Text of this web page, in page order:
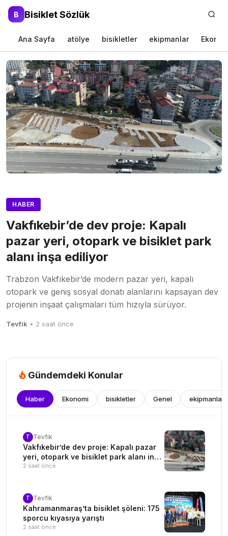
B Bisiklet Sözlük
Ana Sayfa atölye bisikletler ekipmanlar
HABER
Vakfıkebir’de dev proje: Kapalı
pazar yeri, otopark ve bisiklet park
alanı inşa ediliyor
Trabzon Vakfıkebir’de modern pazar yeri, kapalı
otopark ve geniş sosyal donatı alanlarını kapsayan dev
projenin inşaat çalışmaları tüm hızıyla sürüyor.
Tevfik • 2 saat önce
Gündemdeki Konular
Haber Ekonomi bisikletler Genel ekipmanlar
T Tevfik
Vakfıkebir’de dev proje: Kapalı pazar
yeri, otopark ve bisiklet park alanı inşa
ediliyor
2 saat önce
T Tevfik
Kahramanmaraş’ta bisiklet şöleni: 175
sporcu kıyasıya yarıştı
2 saat önce